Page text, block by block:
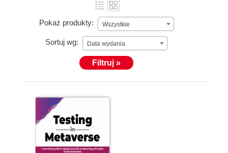
Pokaż produkty: Wszystkie
Sortuj wg: Data wydania
Filtruj »